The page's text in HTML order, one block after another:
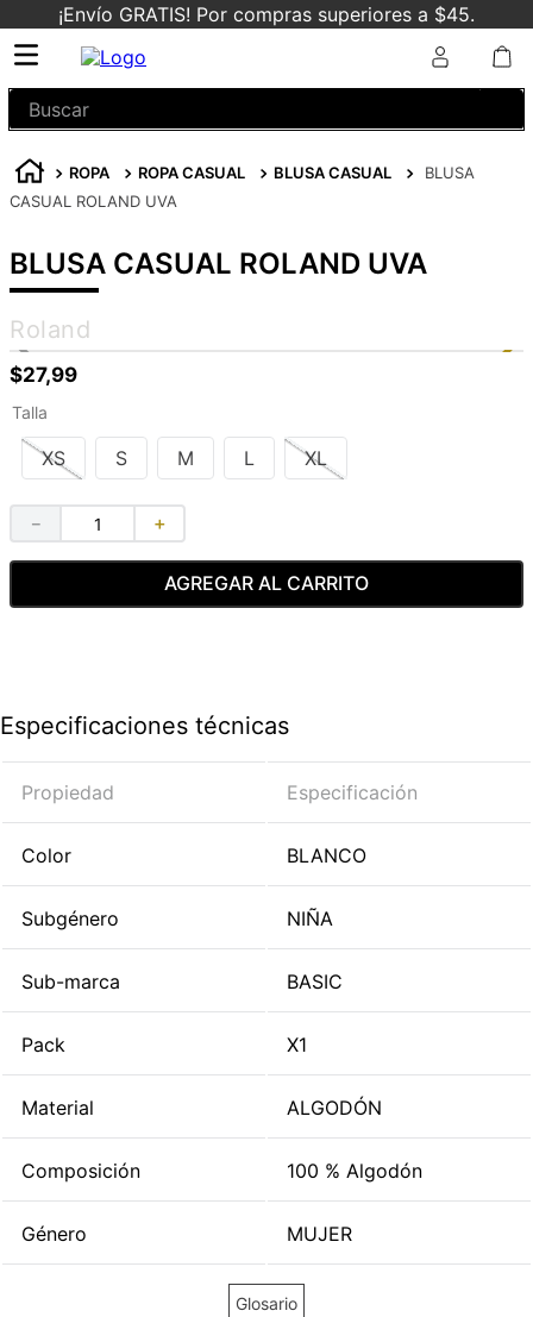
¡Envío GRATIS! Por compras superiores a $45.
Buscar
ROPA ROPA CASUAL BLUSA CASUAL
BLUSA
CASUAL ROLAND UVA
BLUSA CASUAL ROLAND UVA
Roland
$27,99
Talla
XS S M L XL
＋
－
AGREGAR AL CARRITO
Especificaciones técnicas
Propiedad Especificación
Color BLANCO
Subgénero NIÑA
Sub-marca BASIC
Pack X1
Material ALGODÓN
Composición 100 % Algodón
Género MUJER
Glosario